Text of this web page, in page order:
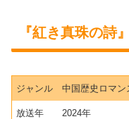
『紅き真珠の詩
ジャンル 中国歴史ロマ
放送年 2024年